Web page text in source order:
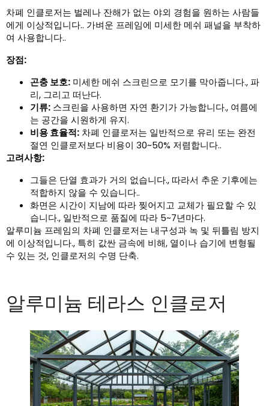
차폐 인클로저는 벌레나 잔해가 없는 야외 경험을 원하는 사람들
에게 이상적입니다.. 가벼운 프레임에 미세한 메쉬 패널을 부착하
여 사용합니다..
장점:
곤충 보호: 미세한 메쉬 스크린으로 모기를 막아줍니다., 파
리, 그리고 떠난다.
기류: 스크린을 사용하면 자연 환기가 가능합니다., 여름에
는 공간을 시원하게 유지.
비용 효율적: 차폐 인클로저는 일반적으로 유리 또는 완전
절연 인클로저보다 비용이 30~50% 저렴합니다..
고려사항:
그들은 단열 효과가 거의 없습니다., 따라서 추운 기후에는
적합하지 않을 수 있습니다..
화면은 시간이 지남에 따라 찢어지고 교체가 필요할 수 있
습니다., 일반적으로 품질에 따라 5~7년마다.
알루미늄 프레임의 차폐 인클로저는 내구성과 녹 및 뒤틀림 방지
에 이상적입니다., 특히 값싼 금속에 비해, 열이나 습기에 변형될
수 있는 것, 인클로저의 수명 단축.
알루미늄 테라스 인클로저